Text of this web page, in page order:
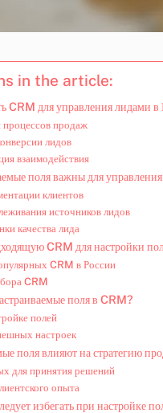
in the article:
CRM для управления лидами в
продаж
лидов
взаимодействия
поля важны для
клиентов
источников лидов
качества лида
CRM для настройки
CRM в России
CRM
поля в CRM?
полей
настроек
поля влияют на стратегию
для принятия решений
опыта
избегать при настройке